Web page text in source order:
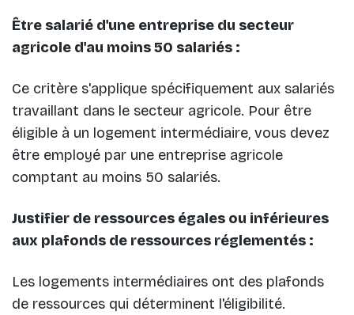
Être salarié d'une entreprise du secteur
agricole d'au moins 50 salariés :
Ce critère s'applique spécifiquement aux salariés
travaillant dans le secteur agricole. Pour être
éligible à un logement intermédiaire, vous devez
être employé par une entreprise agricole
comptant au moins 50 salariés.
Justifier de ressources égales ou inférieures
aux plafonds de ressources réglementés :
Les logements intermédiaires ont des plafonds
de ressources qui déterminent l'éligibilité.